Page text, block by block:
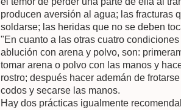
producen aversión al agua; las fracturas
soldarse; las heridas que no se deben
"En cuanto a las otras cuatro
ablución con arena y polvo, son:
tomar arena o polvo con las manos y
rostro; después hacer ademán de
codos y secarse las manos.
Hay dos prácticas igualmente